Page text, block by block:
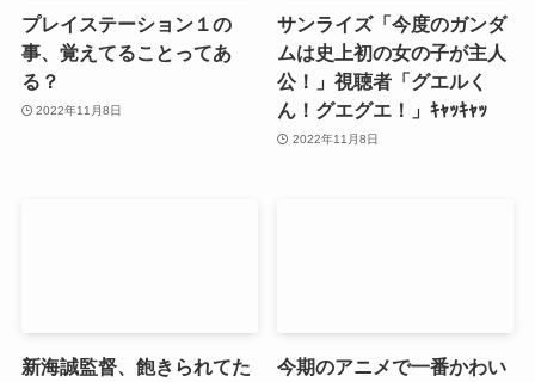
プレイステーション１の
事、覚えてることってあ
る？
2022年11月8日
サンライズ「今度のガンダ
ムは史上初の女の子が主人
公！」視聴者「グエルく
ん！グエグエ！」ｷｬｯｷｬｯ
2022年11月8日
新海誠監督、飽きられてた
今期のアニメで一番かわい